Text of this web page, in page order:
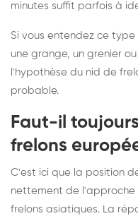
minutes suffit parfois à
Si vous entendez ce
une grange, un grenier
l'hypothèse du nid de
probable.
Faut-il
frelons
C'est ici que la position
nettement de l'approche
frelons asiatiques. La